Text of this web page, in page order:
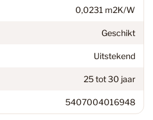
0,0231 m2K/W
Geschikt
Uitstekend
25 tot 30 jaar
5407004016948